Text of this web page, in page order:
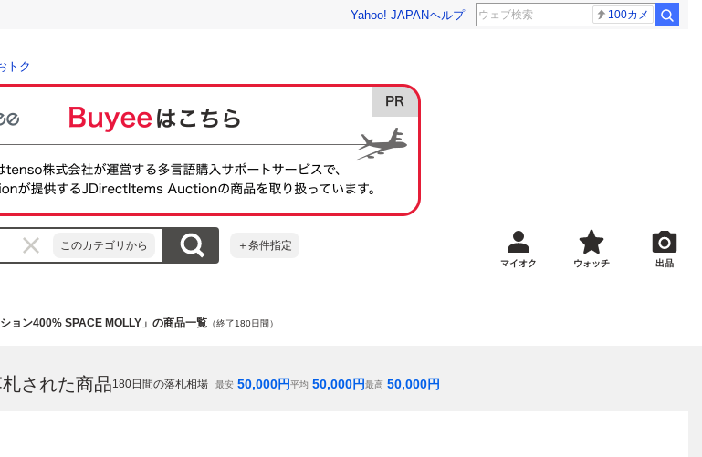
Yahoo! JAPANヘルプ 100カメ
トク
このカテゴリから ＋条件指定
マイオク ウォッチ 出品
ション400% SPACE MOLLY」の商品一覧 （終了180日間）
された商品180日間の落札相場 最安 50,000円平均 50,000円最高 50,000円